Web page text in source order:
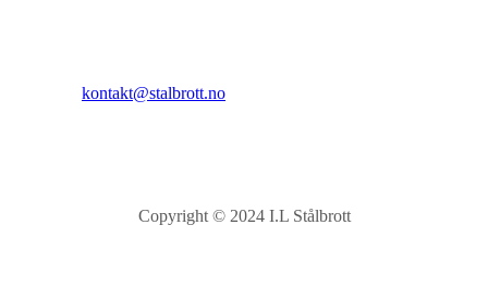
kontakt@stalbrott.no
Copyright © 2024 I.L Stålbrott